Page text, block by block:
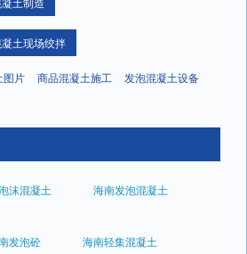
土现场绞拌
图片 商品混凝土施工 发泡混凝土设备
沫混凝土 海南发泡混凝土
发泡砼 海南轻集混凝土